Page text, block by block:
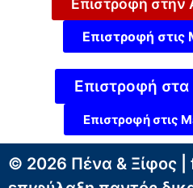
Επιστροφή στην
Επιστροφή στις
Επιστροφή
Επιστροφή στις
© 2026 Πένα & Ξίφος